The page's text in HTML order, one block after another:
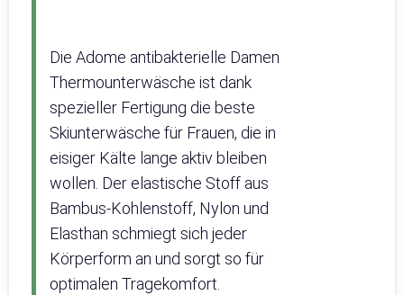
Die Adome antibakterielle Damen
Thermounterwäsche ist dank
spezieller Fertigung die beste
Skiunterwäsche für Frauen, die in
eisiger Kälte lange aktiv bleiben
wollen. Der elastische Stoff aus
Bambus-Kohlenstoff, Nylon und
Elasthan schmiegt sich jeder
Körperform an und sorgt so für
optimalen Tragekomfort.